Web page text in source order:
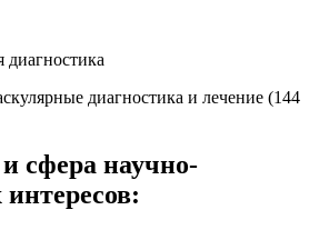
диагностика
диагностика и лечение (144
сфера научно-